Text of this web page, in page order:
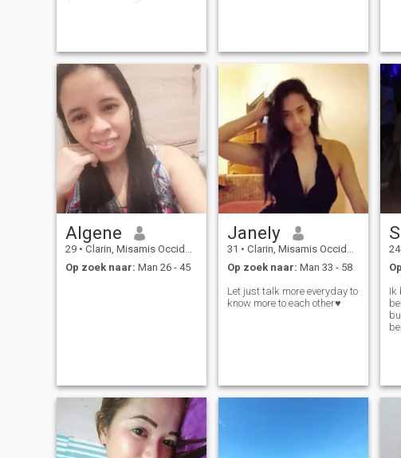
Algene
29 • Clarin, Misamis Occidental, Filipijnen
Op zoek naar: Man 26 - 45
Janely
31 • Clarin, Misamis Occidental, Filipijnen
Op zoek naar: Man 33 - 58
Let just talk more everyday to
know more to each other♥️
24
Ik